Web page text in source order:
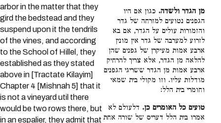
arbor in the matter that they
gird the bedstead and they
suspend upon it the tendrils
of the vines, and according
to the School of Hillel, they
established as they stated
above in [Tractate Kilayim]
Chapter 4 [Mishnah 5] that it
is not a vineyard util there
would be two rows there, but
in an espalier, they admit that
מן הגדר ולשדה. כגון אם היו
הגפנים נטועים למזרחה של גדר
והזמורות עולים על הגדר, אם בא
לזרוע למערבה של גדר אין מונין
ארבע אמות מעיקרן של גפנים שהן
להלאה מן הגדר, אלא צריך להרחיק
ארבע אמות מן הגדר ששריגי הגפנים
מודלות עליו. וזו מקולי בית שמאי
וחומרי בית הלל:
טועים כל האומרים כן. דלעולם לא
אמרו בית הלל דעריס של שורה אחת